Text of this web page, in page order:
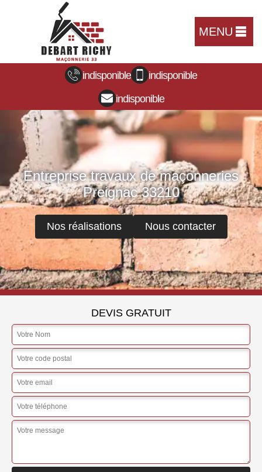
MENU
indisponible
indisponible
indisponible
Entreprise travaux de maçonneries
Preignac 33210
Nos réalisations Nous contacter
DEVIS GRATUIT